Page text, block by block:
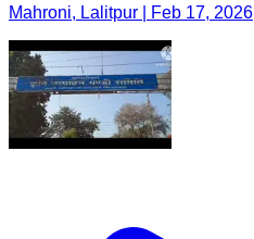
Mahroni, Lalitpur | Feb 17, 2026